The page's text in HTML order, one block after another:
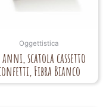
Oggettistica
anni, scatola cassetto
Fibra Bianco